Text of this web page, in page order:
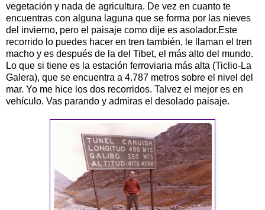
vegetación y nada de agricultura. De vez en cuanto te
encuentras con alguna laguna que se forma por las nieves
del invierno, pero el paisaje como dije es asolador.Este
recorrido lo puedes hacer en tren también, le llaman el tren
macho y es después de la del Tibet, el más alto del mundo.
Lo que si tiene es la estación ferroviaria más alta (Ticlio-La
Galera), que se encuentra a 4.787 metros sobre el nivel del
mar. Yo me hice los dos recorridos. Talvez el mejor es en
vehículo. Vas parando y admiras el desolado paisaje.